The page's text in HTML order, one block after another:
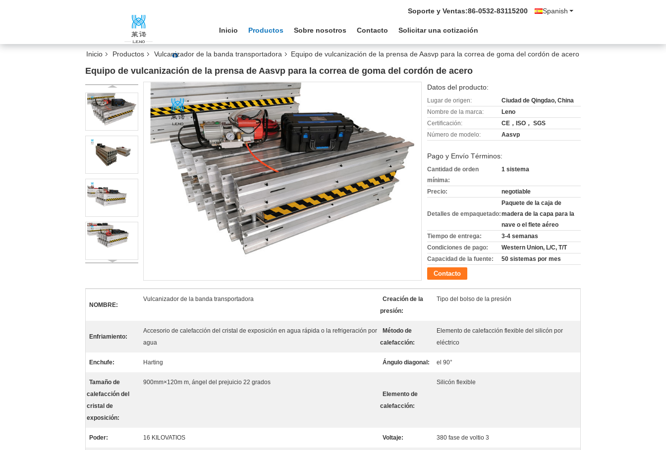
Spanish
Soporte y Ventas:86-0532-83115200
Inicio Productos Sobre nosotros Contacto Solicitar una cotización
Inicio Productos Vulcanizador de la banda transportadora Equipo de vulcanización de la prensa de Aasvp para la correa de goma del cordón de acero
Equipo de vulcanización de la prensa de Aasvp para la correa de goma del cordón de acero
Datos del producto:
Lugar de origen:
Ciudad de Qingdao, China
Nombre de la marca:
Leno
Certificación:
CE，ISO， SGS
Número de modelo:
Aasvp
Pago y Envío Términos:
Cantidad de orden
mínima:
1 sistema
Precio: negotiable
Detalles de empaquetado:
Paquete de la caja de
madera de la capa para la
nave o el flete aéreo
Tiempo de entrega:
3-4 semanas
Condiciones de pago:
Western Union, L/C, T/T
Capacidad de la fuente:
50 sistemas por mes
Contacto
NOMBRE:
Vulcanizador de la banda transportadora
Creación de la
presión:
Tipo del bolso de la presión
Enfriamiento:
Accesorio de calefacción del cristal de exposición en agua rápida o la refrigeración por
agua
Método de
calefacción:
Elemento de calefacción flexible del silicón por
eléctrico
Enchufe: Harting Ángulo diagonal: el 90°
Tamaño de
calefacción del
cristal de
exposición:
900mm×120m m, ángel del prejuicio 22 grados
Elemento de
calefacción:
Silicón flexible
Poder: 16 KILOVATIOS Voltaje: 380 fase de voltio 3